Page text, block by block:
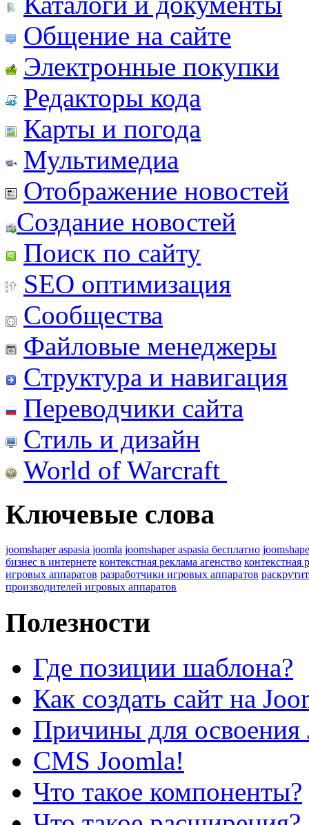
Общение на сайте
Электронные покупки
Редакторы кода
Карты и погода
Мультимедиа
Отображение новостей
Создание новостей
Поиск по сайту
SEO оптимизация
Сообщества
Файловые менеджеры
Структура и навигация
Переводчики сайта
Стиль и дизайн
World of Warcraft
Ключевые слова
joomshaper aspasia joomla joomshaper aspasia бесплатно
бизнес в интернете контекстная реклама агенство контекстная
игровых аппаратов разработчики игровых аппаратов
производителей игровых аппаратов
Полезности
Где позиции шаблона?
Как создать сайт на
Причины для освоения
CMS Joomla!
Что такое компоненты?